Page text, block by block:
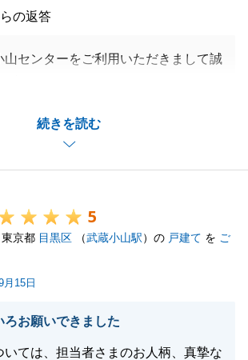
続きを読む
の返答
山センターをご利用いただきまして誠
思っております。
週に何度も訪問させていただく事もご
いつも快くご対応くださり感謝してお
ですので、またお困りのことがござ
軽にご連絡いただければと存じます。
くお願いいたします。
閉じる
5
京都 目黒区 （武蔵小山駅）の 戸建て を ご
月15日
ろお願いできました
いては、担当者さまのお人柄、真摯な